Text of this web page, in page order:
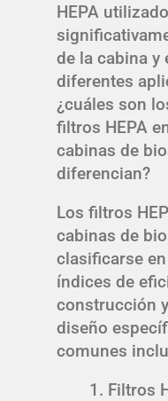
HEPA
de la cabina y
diferentes
¿cuáles son
filtros HEPA
cabinas de
diferencian?
Los filtros
cabinas de
clasificarse
índices de
construcción
diseño
comunes
Filtros